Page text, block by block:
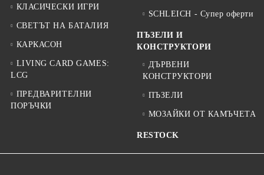
КЛАСИЧЕСКИ ИГРИ
СВЕТЪТ НА БАТАЛИЯ
КАРКАСОН
LIVING CARD GAMES:
LCG
ПРЕДВАРИТЕЛНИ
ПОРЪЧКИ
SCHLEICH - Супер оферти
ПЪЗЕЛИ И
КОНСТРУКТОРИ
ДЪРВЕНИ
КОНСТРУКТОРИ
ПЪЗЕЛИ
МОЗАЙКИ ОТ КАМЪЧЕТА
RESTOCK